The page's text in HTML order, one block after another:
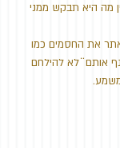
מה היא תבקש ממני
את החסמים כמו
אותם ̈ לא להילחם